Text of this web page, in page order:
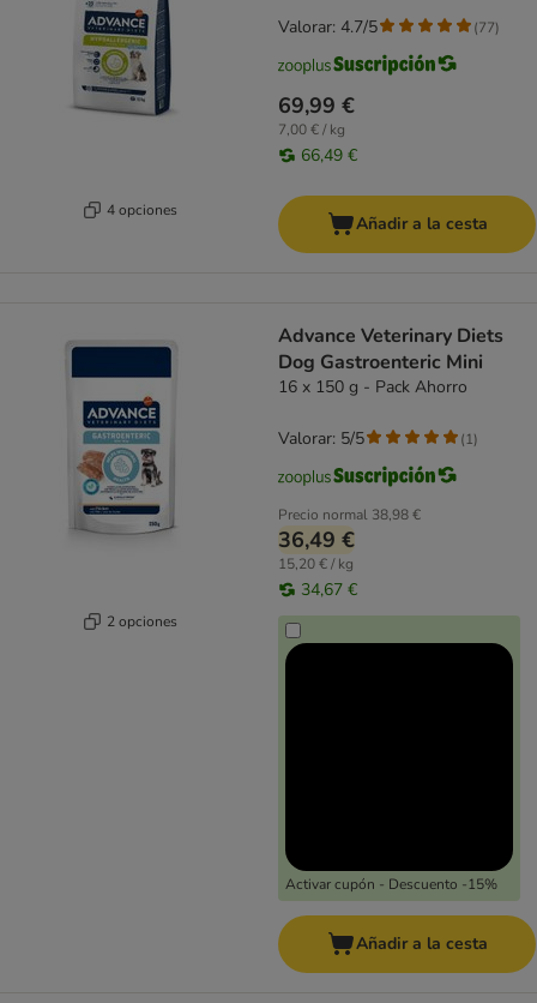
4 opciones
69,99 €
7,00 € / kg
66,49 €
Valorar: 4.7/5 (77)
Añadir a la cesta
2 opciones
Advance Veterinary Diets
Dog Gastroenteric Mini
16 x 150 g - Pack Ahorro
Precio normal 38,98 €
36,49 €
15,20 € / kg
34,67 €
Activar cupón - Descuento -15%
Valorar: 5/5 (1)
Añadir a la cesta